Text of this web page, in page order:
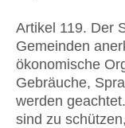
Artikel 119. Der
Gemeinden
ökonomische
Gebräuche,
werden
sind zu